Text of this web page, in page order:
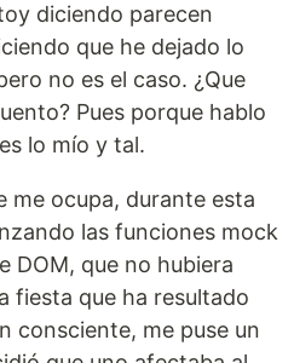
diciendo parecen
que he dejado lo
no es el caso. ¿Que
Pues porque hablo
lo mío y tal.
me ocupa, durante esta
las funciones mock
DOM, que no hubiera
fiesta que ha resultado
consciente, me puse un